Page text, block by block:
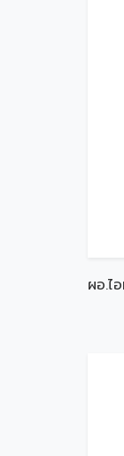
ผอ.ไ